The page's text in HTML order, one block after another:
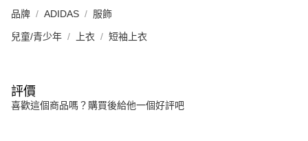
品牌 ADIDAS 服飾
兒童/青少年 上衣 短袖上衣
評價
喜歡這個商品嗎？購買後給他一個好評吧